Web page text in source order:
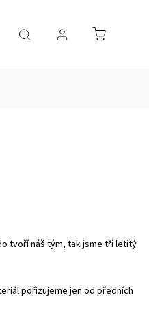
tvoří náš tým, tak jsme tři letitý
pořizujeme jen od předních